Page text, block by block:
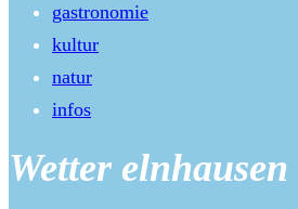
gastronomie
kultur
natur
infos
Wetter elnhausen